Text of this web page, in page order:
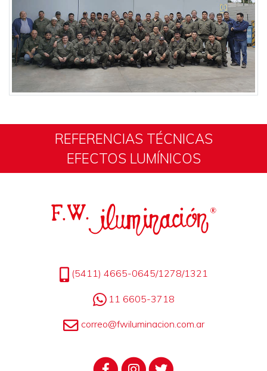
REFERENCIAS TÉCNICAS
EFECTOS LUMÍNICOS
(5411) 4665-0645/1278/1321
11 6605-3718
correo@fwiluminacion.com.ar